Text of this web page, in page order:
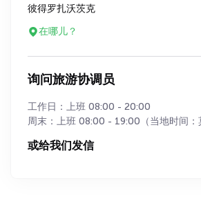
彼得罗扎沃茨克
在哪儿？
询问旅游协调员
工作日：上班 08:00 - 20:00
周末：上班 08:00 - 19:00（当地时间：
或给我们发信